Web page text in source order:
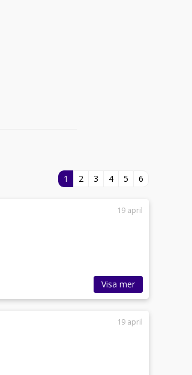
1 2 3 4 5 6
19 april
Visa mer
19 april